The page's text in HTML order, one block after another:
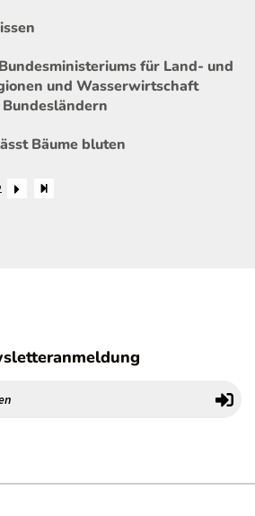
für Land- und
und Wasserwirtschaft
Bäume bluten